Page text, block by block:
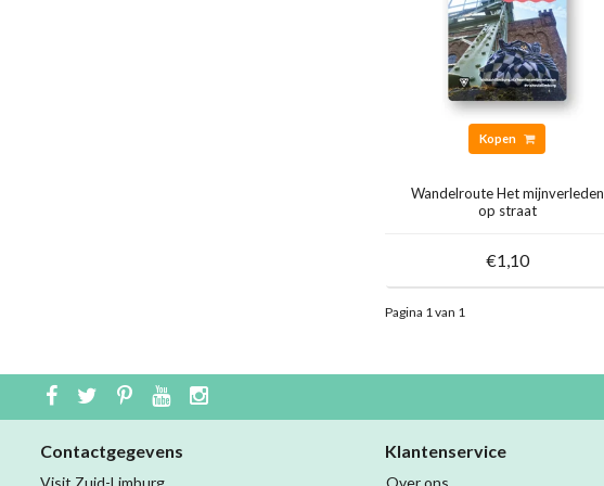
Kopen
Wandelroute Het mijnverleden
op straat
€1,10
Pagina 1 van 1
Contactgegevens
Visit Zuid-Limburg
Klantenservice
Over ons